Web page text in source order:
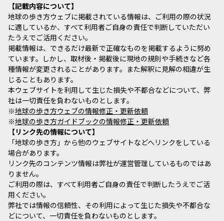
記載内容について
地球の歩き方ウェブに掲載されている情報は、ご利用の際の状況
に適しているか、すべて利用者ご自身の責任で判断していただい
たうえでご活用ください。
掲載情報は、できるだけ最新で正確なものを掲載するように努め
ています。しかし、取材後・掲載後に現地の規則や手続きなど各
種情報が変更されることがあります。また解釈に見解の相違が生
じることもあります。
本ウェブサイトを利用して生じた損失や不都合などについて、弊
社は一切責任を負わないものとします。
※地球の歩き方ウェブの情報修正・更新依頼
※地球の歩き方ガイドブックの情報修正・更新依頼
リンク先の情報について
「地球の歩き方」から他のウェブサイトなどへリンクをしている
場合があります。
リンク先のコンテンツ情報は弊社が運営管理しているものではあ
りません。
ご利用の際は、すべて利用者ご自身の責任で判断したうえでご活
用ください。
弊社では情報の信頼性、その利用によって生じた損失や不都合な
どについて、一切責任を負わないものとします。